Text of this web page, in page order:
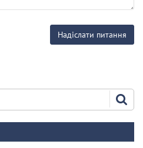
Надіслати питання